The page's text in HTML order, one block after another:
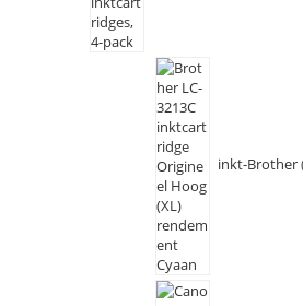
inkt-Brother